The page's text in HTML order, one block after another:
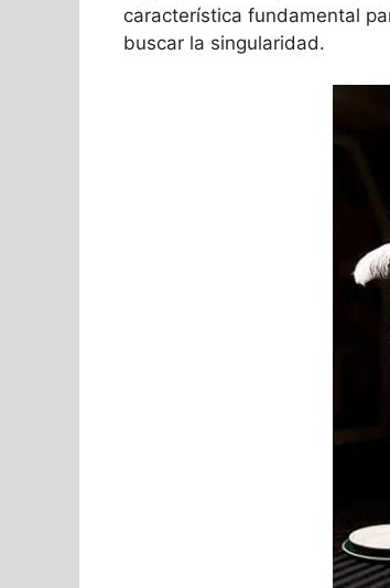
característica fundamental
buscar la singularidad.